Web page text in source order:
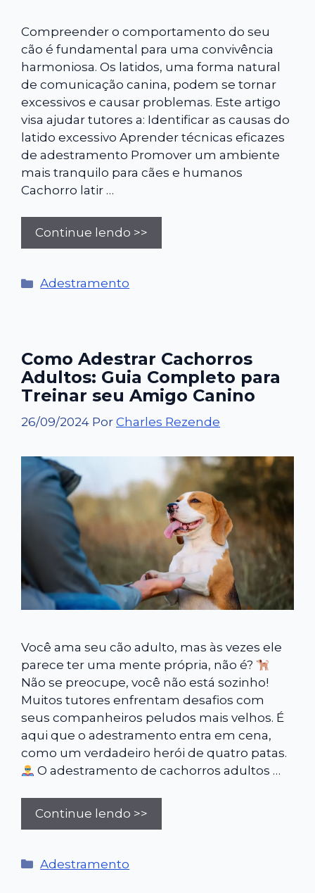
Compreender o comportamento do seu
cão é fundamental para uma convivência
harmoniosa. Os latidos, uma forma natural
de comunicação canina, podem se tornar
excessivos e causar problemas. Este artigo
visa ajudar tutores a: Identificar as causas do
latido excessivo Aprender técnicas eficazes
de adestramento Promover um ambiente
mais tranquilo para cães e humanos
Cachorro latir …
Continue lendo >>
Categorias
Adestramento
Como Adestrar Cachorros
Adultos: Guia Completo para
Treinar seu Amigo Canino
26/09/2024 Por Charles Rezende
Você ama seu cão adulto, mas às vezes ele
parece ter uma mente própria, não é?
Não se preocupe, você não está sozinho!
Muitos tutores enfrentam desafios com
seus companheiros peludos mais velhos. É
aqui que o adestramento entra em cena,
como um verdadeiro herói de quatro patas.
O adestramento de cachorros adultos …
Continue lendo >>
Categorias
Adestramento